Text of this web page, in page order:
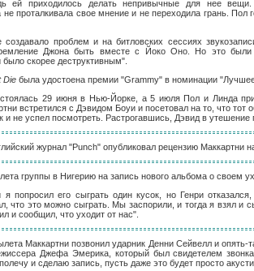
ей приходилось делать непривычные для нее
проталкивала свое мнение и не переходила грань. Пол
создавало проблем и на битловских сессиях
Джона быть вместе с Йоко Оно. Но это
скорее деструктивным".
Dieбыла удостоена премии "Grammy" в номинации
29 июня в Нью-Йорке, а 5 июля Пол и Линда
встретился с Дэвидом Боуи и посетовал на то, что тот
и не успел посмотреть. Растрогавшись, Дэвид в утешение
журнал "Punch" опубликовал рецензию Маккартни
группы в Нигерию на запись нового альбома о своем
попросил его сыграть один кусок, но Генри
что это можно сыграть. Мы заспорили, и тогда я взял и
и сообщил, что уходит от нас".
Маккартни позвонил ударник Денни Сейвелл и опять-
Джефа Эмерика, который был свидетелем
и сделаю запись, пусть даже это будет просто